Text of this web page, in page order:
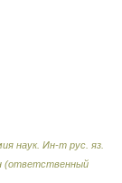
наук. Ин-т рус. яз.
(ответственный